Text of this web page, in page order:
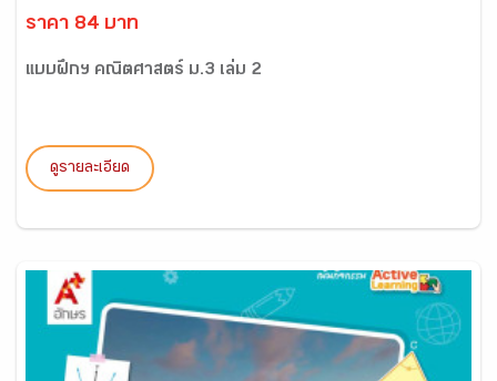
ราคา 84 บาท
แบบฝึกฯ คณิตศาสตร์ ม.3 เล่ม 2
ดูรายละเอียด